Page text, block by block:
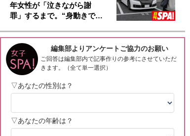
年女性が「泣きながら謝
罪」するまで。“身動きで…